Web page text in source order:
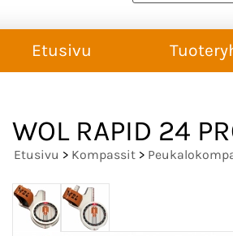
Etusivu
WOL RAPID 24
Etusivu > Kompassit >